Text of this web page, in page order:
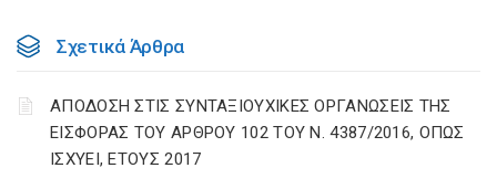
Σχετικά Άρθρα
ΑΠΟΔΟΣΗ ΣΤΙΣ ΣΥΝΤΑΞΙΟΥΧΙΚΕΣ ΟΡΓΑΝΩΣΕΙΣ ΤΗΣ
ΕΙΣΦΟΡΑΣ ΤΟΥ ΑΡΘΡΟΥ 102 ΤΟΥ Ν. 4387/2016, ΟΠΩΣ
ΙΣΧΥΕΙ, ΕΤΟΥΣ 2017